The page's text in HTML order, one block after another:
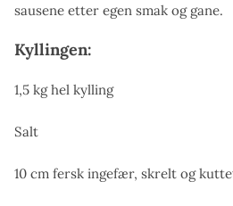
sausene etter egen smak og gane.
Kyllingen:
1,5 kg hel kylling
Salt
10 cm fersk ingefær, skrelt og